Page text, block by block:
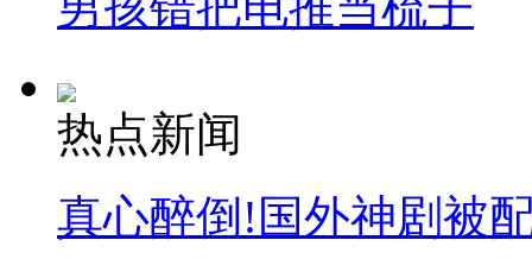
热点新闻
真心醉倒!国外神剧被